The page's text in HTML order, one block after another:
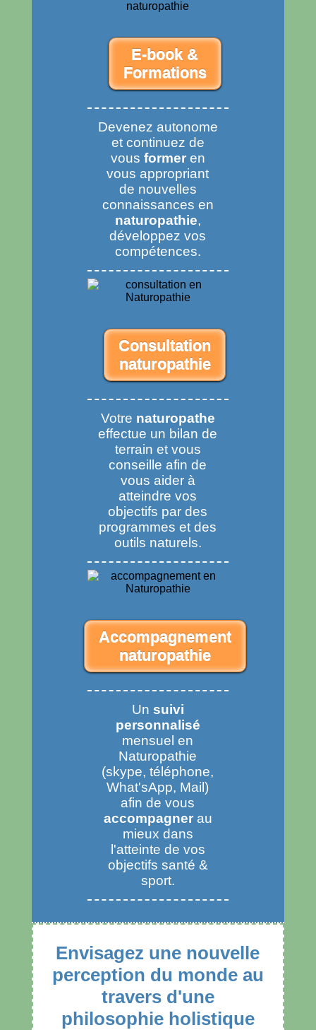
E-book &
Formations
Devenez autonome
et continuez de
vous formeren
vous appropriant
de nouvelles
connaissances en
naturopathie,
développez vos
compétences.
Consultation
naturopathie
Votre naturopathe
effectue un bilan de
terrain et vous
conseille afin de
vous aider à
atteindre vos
objectifs par des
programmes et des
outils naturels.
Accompagnement
naturopathie
Un suivi
personnalisé
mensuel en
Naturopathie
(skype, téléphone,
What'sApp, Mail)
afin de vous
accompagnerau
mieux dans
l'atteinte de vos
objectifs santé &
sport.
Envisagez une nouvelle
perception du monde au
travers d'une
philosophie holistique